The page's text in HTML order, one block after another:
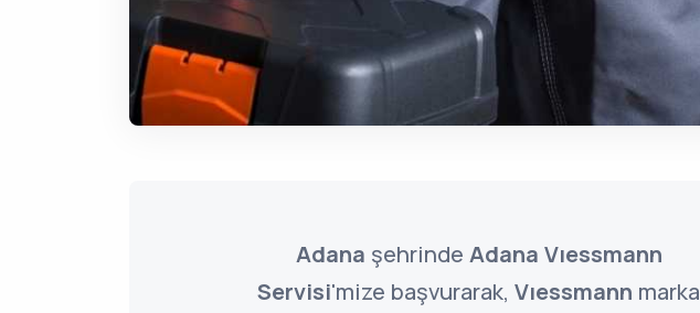
Adana şehrinde Adana Vıessmann
Servisi'mize başvurarak,Vıessmann marka